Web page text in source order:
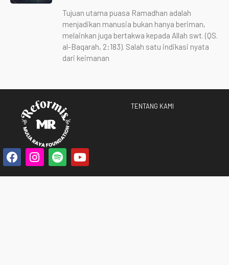
Tujuan utama puasa Ramadhan adalah
menjadikan manusia bukan hanya beriman,
melainkan juga bertakwa kepada Allah swt. (QS.
al-Baqarah, 2:183). Salah satu indikasi nyata
dari keimanan
TENTANG KAMI